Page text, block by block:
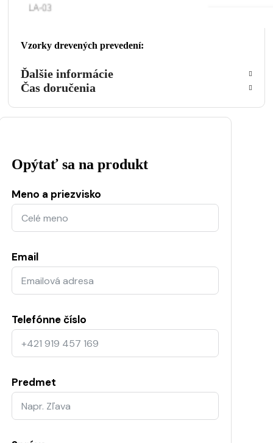
Vzorky drevených prevedení:
Ďalšie informácie
Čas doručenia
Opýtať sa na produkt
Meno a priezvisko
Email
Telefónne číslo
Predmet